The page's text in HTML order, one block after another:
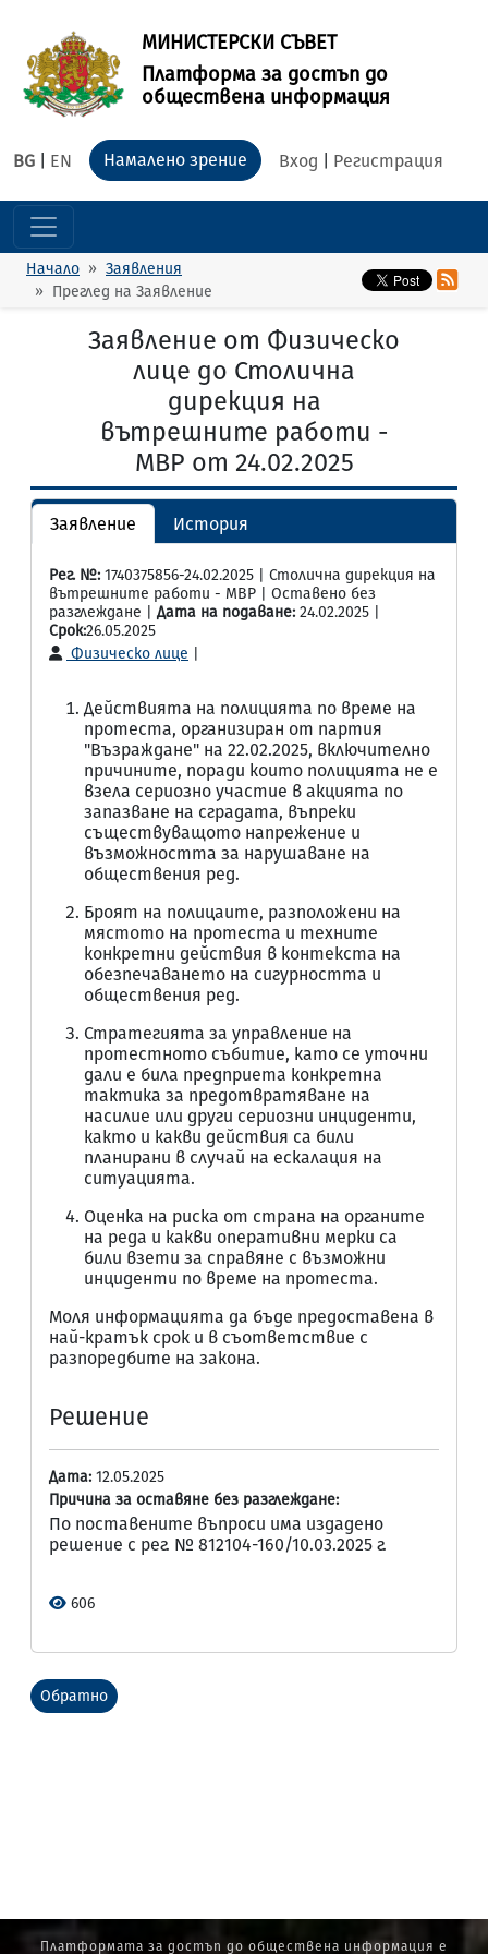
МИНИСТЕРСКИ СЪВЕТ
Платформа за достъп до
обществена информация
BG EN Вход Регистрация
Намалено зрение
Начало
Заявления
Преглед на Заявление
Заявление от Физическо
лице до Столична
дирекция на
вътрешните работи -
МВР от 24.02.2025
Заявление История
Рег. №: 1740375856-24.02.2025 | Столична дирекция на
вътрешните работи - МВР | Оставено без
разглеждане | Дата на подаване: 24.02.2025 |
Срок:26.05.2025
Физическо лице
Действията на полицията по време на
протеста, организиран от партия
"Възраждане" на 22.02.2025, включително
причините, поради които полицията не е
взела сериозно участие в акцията по
запазване на сградата, въпреки
съществуващото напрежение и
възможността за нарушаване на
обществения ред.
Броят на полицаите, разположени на
мястото на протеста и техните
конкретни действия в контекста на
обезпечаването на сигурността и
обществения ред.
Стратегията за управление на
протестното събитие, като се уточни
дали е била предприета конкретна
тактика за предотвратяване на
насилие или други сериозни инциденти,
както и какви действия са били
планирани в случай на ескалация на
ситуацията.
Оценка на риска от страна на органите
на реда и какви оперативни мерки са
били взети за справяне с възможни
инциденти по време на протеста.
Моля информацията да бъде предоставена в
най-кратък срок и в съответствие с
разпоредбите на закона.
Решение
Дата: 12.05.2025
Причина за оставяне без разглеждане:
По поставените въпроси има издадено
решение с рег. № 812104-160/10.03.2025 г.
606
Обратно
Платформата за достъп до обществена информация е